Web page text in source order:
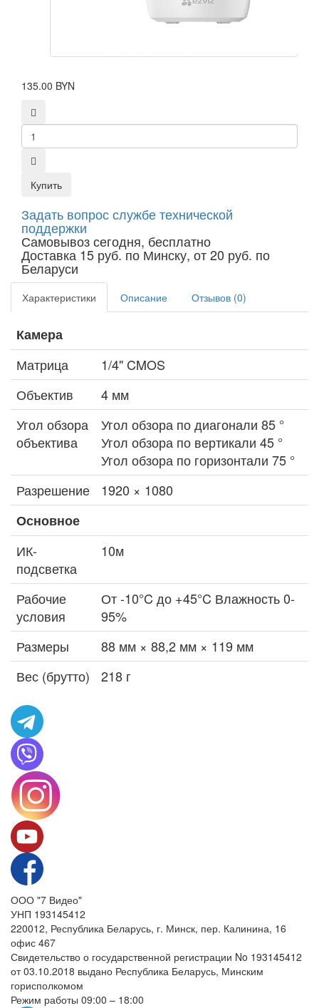
135.00 BYN
Купить
Задать вопрос службе технической
поддержки
Самовывоз сегодня, бесплатно
Доставка 15 руб. по Минску, от 20 руб. по
Беларуси
Характеристики Описание Отзывов (0)
Камера
Матрица
1/4" CMOS
Объектив
4 мм
Угол обзора
объектива
Угол обзора по диагонали 85 °
Угол обзора по вертикали 45 °
Угол обзора по горизонтали 75 °
Разрешение
1920 × 1080
Основное
ИК-
подсветка
10м
Рабочие
условия
От -10°C до +45°C Влажность 0-
95%
Размеры
88 мм × 88,2 мм × 119 мм
Вес (брутто)
218 г
ООО "7 Видео"
УНП 193145412
220012, Республика Беларусь, г. Минск, пер. Калинина, 16
офис 467
Свидетельство о государственной регистрации No 193145412
от 03.10.2018 выдано Республика Беларусь, Минским
горисполкомом
Режим работы 09:00 – 18:00